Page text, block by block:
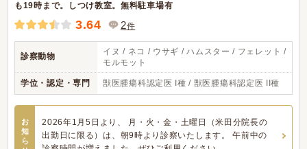
も19時まで。しつけ教室。無料駐車場有
3.64 2件
診察動物
イヌ / ネコ / ウサギ / ハムスター / フェレット /
モルモット
学位・認定・専門 獣医腫瘍科認定医 I種 / 獣医腫瘍科認定医 II種
お
知
ら
2026年1月5日より、 月・火・金・土曜日（米田分院長の
出勤日に限る）は、朝9時より診察いたします。 午前中の